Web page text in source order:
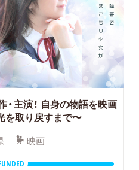
主演！ 自身の物語を映画
を取り戻すまで〜
映画